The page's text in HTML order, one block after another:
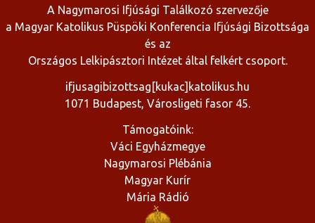
A Nagymarosi Ifjúsági Találkozó szervezője
a Magyar Katolikus Püspöki Konferencia Ifjúsági Bizottsága
és az
Országos Lelkipásztori Intézet által felkért csoport.
ifjusagibizottsag[kukac]katolikus.hu
1071 Budapest, Városligeti fasor 45.
Támogatóink:
Váci Egyházmegye
Nagymarosi Plébánia
Magyar Kurír
Mária Rádió